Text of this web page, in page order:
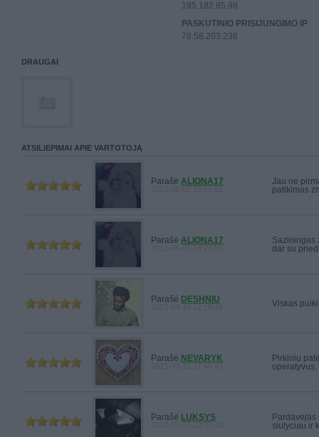
195.182.85.98
PASKUTINIO PRISIJUNGIMO IP
78.58.203.238
DRAUGAI
ATSILIEPIMAI APIE VARTOTOJĄ
Parašė ALIONA17
Jau ne
patikimas
Parašė ALIONA17
Saziningas
dar su
Parašė DESHNIU Viskas
Parašė NEVARYK
Pirkiniu
Parašė LUKSYS
siulyciau ir